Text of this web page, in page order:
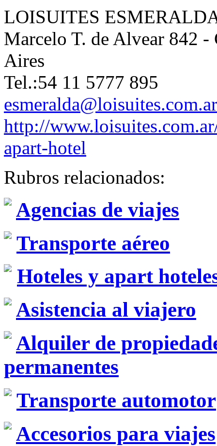
LOISUITES
Marcelo T. de Alvear 842 -
Aires
Tel.:54 11 5777 895
esmeralda@loisuites.com.ar
http://
apart-hotel
Rubros relacionados:
Agencias de viajes
Transporte aéreo
Hoteles y apart
Asistencia al viajero
Alquiler de
permanentes
Transporte automotor
Accesorios para viajes